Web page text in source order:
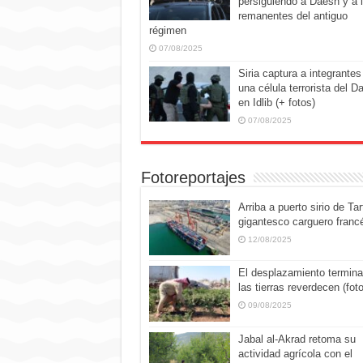
remanentes del antiguo
régimen
07/08/2025
Siria captura a integrantes
una célula terrorista del
en Idlib (+ fotos)
07/08/2025
Fotoreportajes
Arriba a puerto sirio de
gigantesco carguero
12/08/2025
El desplazamiento
las tierras reverdecen
09/08/2025
Jabal al-Akrad retoma su
actividad agrícola con el